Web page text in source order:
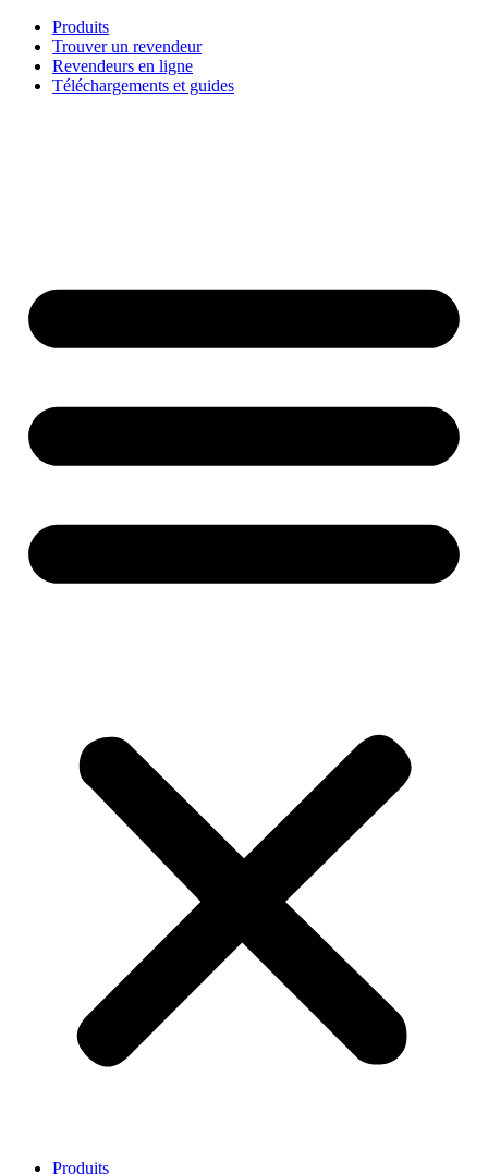
Aller
contenu
Produits
Trouver un revendeur
Revendeurs en ligne
Téléchargements et guides
Produits